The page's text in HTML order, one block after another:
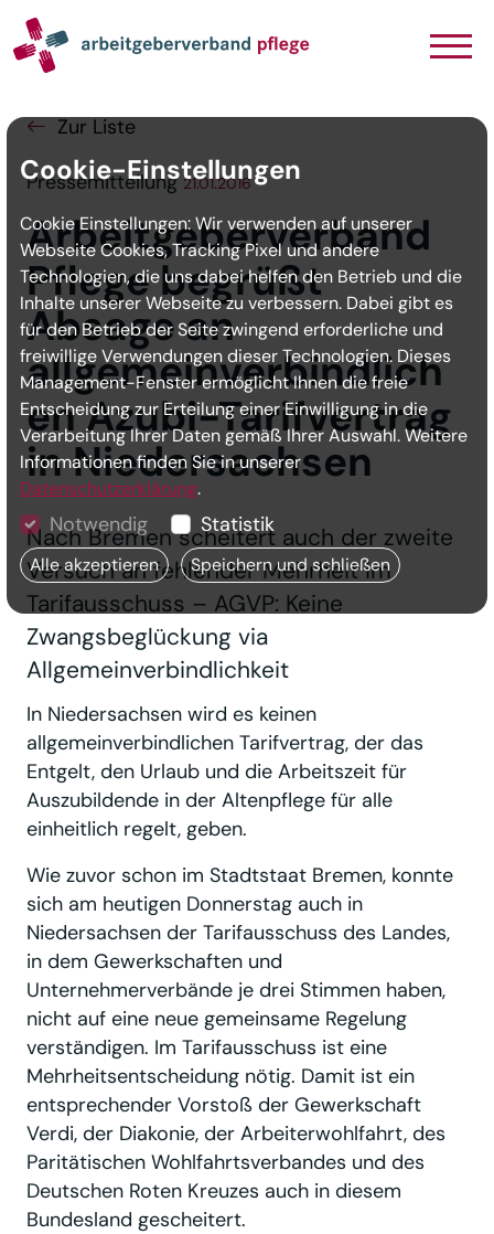
Navigation
Inhalt
Seitenabschluss
Zur Liste
Pressemitteilung 21.01.2016
Arbeitgeberverband
Pflege begrüßt
Absage an
allgemeinverbindlich
en Azubi-Tarifvertrag
in Niedersachsen
Nach Bremen scheitert auch der zweite
Versuch an fehlender Mehrheit im
Tarifausschuss – AGVP: Keine
Zwangsbeglückung via
Allgemeinverbindlichkeit
In Niedersachsen wird es keinen
allgemeinverbindlichen Tarifvertrag, der das
Entgelt, den Urlaub und die Arbeitszeit für
Auszubildende in der Altenpflege für alle
einheitlich regelt, geben.
Wie zuvor schon im Stadtstaat Bremen, konnte
sich am heutigen Donnerstag auch in
Niedersachsen der Tarifausschuss des Landes,
in dem Gewerkschaften und
Unternehmerverbände je drei Stimmen haben,
nicht auf eine neue gemeinsame Regelung
verständigen. Im Tarifausschuss ist eine
Mehrheitsentscheidung nötig. Damit ist ein
entsprechender Vorstoß der Gewerkschaft
Verdi, der Diakonie, der Arbeiterwohlfahrt, des
Paritätischen Wohlfahrtsverbandes und des
Deutschen Roten Kreuzes auch in diesem
Bundesland gescheitert.
Cookie-Einstellungen
Cookie Einstellungen: Wir verwenden auf unserer
Webseite Cookies, Tracking Pixel und andere
Technologien, die uns dabei helfen den Betrieb und die
Inhalte unserer Webseite zu verbessern. Dabei gibt es
für den Betrieb der Seite zwingend erforderliche und
freiwillige Verwendungen dieser Technologien. Dieses
Management-Fenster ermöglicht Ihnen die freie
Entscheidung zur Erteilung einer Einwilligung in die
Verarbeitung Ihrer Daten gemäß Ihrer Auswahl. Weitere
Informationen finden Sie in unserer
Datenschutzerklärung.
Notwendig Statistik
Alle akzeptieren Speichern und schließen